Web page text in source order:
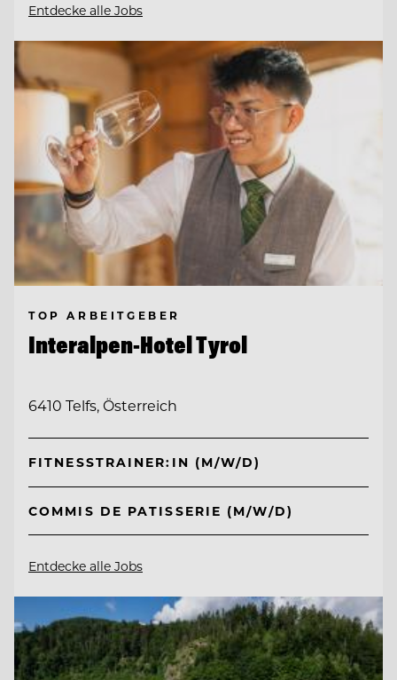
Entdecke alle Jobs
TOP ARBEITGEBER
Interalpen-Hotel Tyrol
6410 Telfs, Österreich
FITNESSTRAINER:IN (M/W/D)
COMMIS DE PATISSERIE (M/W/D)
Entdecke alle Jobs